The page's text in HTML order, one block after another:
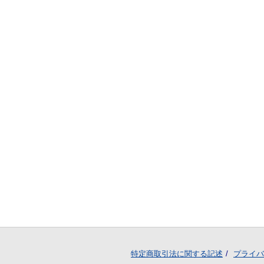
特定商取引法に関する記述 プライ